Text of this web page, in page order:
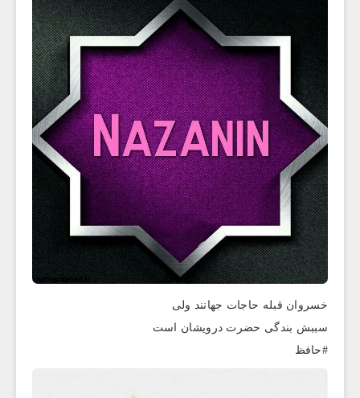
خسروان قبله حاجات جهانند ولی
سببش بندگی حضرت درویشان است
#حافظ